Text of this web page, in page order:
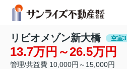
リビオメゾン新大橋 空室3
13.7万円～26.5万円
管理/共益費 10,000円～15,000円